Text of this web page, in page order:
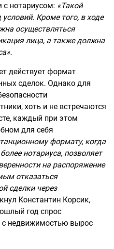
с нотариусом: «Такой
Кроме того, входе
осуществляться
лица, а такжедолжна
.
действует формат
сделок. Однако для
хоть и не встречаются
каждый при этом
для себя
формату, когда
нотариуса, позволяет
на распоряжение
отказаться
сделки через
Константин Корсик,
год спрос
с недвижимостью вырос